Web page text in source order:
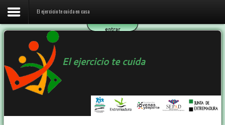
El ejercicio te cuida en casa
El programa ETC
Ejercicio y Salud
El ejercicio te cuida en casa
entrar
El ejercicio te cuida